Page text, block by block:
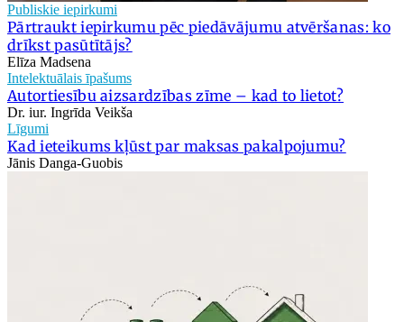
Publiskie iepirkumi
Pārtraukt iepirkumu pēc piedāvājumu atvēršanas: ko
drīkst pasūtītājs?
Elīza Madsena
Intelektuālais īpašums
Autortiesību aizsardzības zīme – kad to lietot?
Dr. iur. Ingrīda Veikša
Līgumi
Kad ieteikums kļūst par maksas pakalpojumu?
Jānis Danga-Guobis